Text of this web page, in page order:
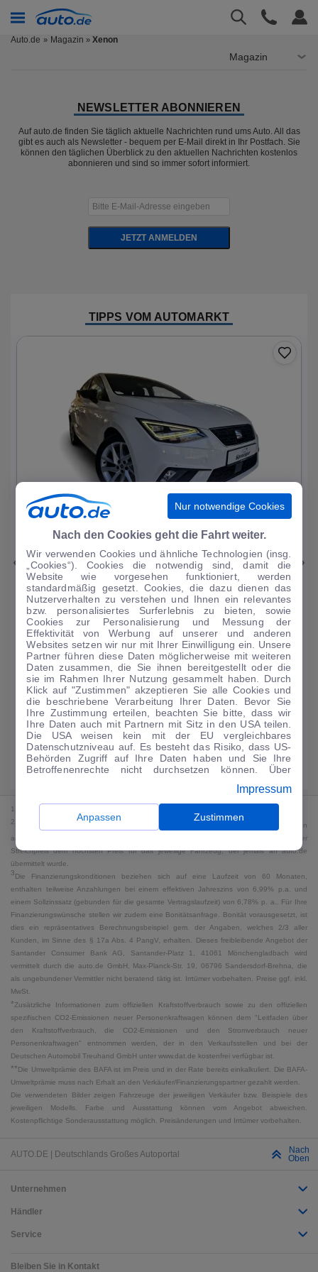
Auto.de Magazin » Xenon
Magazin
NEWSLETTER ABONNIEREN
Auf auto.de finden Sie täglich aktuelle Nachrichten rund ums Auto. All das
gibt es auch als Newsletter - bequem per E-Mail direkt in Ihr Postfach. Sie
können den täglichen Überblick zu den aktuellen Nachrichten kostenlos
abonnieren und sind so immer sofort informiert.
JETZT ANMELDEN
TIPPS VOM AUTOMARKT
|25
Seat Ibiza
FR 1.0 TSI 7-Gang DSG Virtual Cockpit Sitz
34.166 km· 11/2023·· Benzin·Automatik
Finanzierung Kaufen
173€/mtl.
Guter Preis4
0 € Anzahlung ·48 Monate ·Finanzierungs-Details
Angebot anfragen Rate anpassen
Kraftstoffverbrauch komb. 5,8 l/100 km · CO₂-Emissionen komb. 132 g/km
· CO₂-Klasse D · WLTP*
1
2 Bei dem Streichpreis handelt es sich für Neufahrzeuge und junge Gebrauchte um den
an auto.de übermittelten Listenpreis. Für alle anderen Fahrzeuge entspricht der
Streichpreis dem höchsten Preis für das jeweilige Fahrzeug, der jemals an auto.de
übermittelt wurde.
3Die Finanzierungskonditionen beziehen sich auf eine Laufzeit von 60 Monaten,
enthalten teilweise Anzahlungen bei einem effektiven Jahreszins von 6,99% p.a. und
einem Sollzinssatz (gebunden für die gesamte Vertragslaufzeit) von 6,78% p. a.. Für Ihre
Finanzierungswünsche stellen wir zudem eine Bonitätsanfrage. Bonität vorausgesetzt, ist
dies ein repräsentatives Berechnungsbeispiel gem. der Angaben, welches 2/3 aller
Kunden, im Sinne des § 17a Abs. 4 PangV, erhalten. Dieses freibleibende Angebot der
Santander Consumer Bank AG, Santander-Platz 1, 41061 Mönchengladbach wird
vermittelt durch die auto.de GmbH, Max-Planck-Str. 19, 06796 Sandersdorf-Brehna, die
als ungebundener Vermittler nicht beratend tätig ist. Irrtümer vorbehalten. Preise ggf. inkl.
MwSt.
*Zusätzliche Informationen zum offiziellen Kraftstoffverbrauch sowie zu den offiziellen
spezifischen CO2-Emissionen neuer Personenkraftwagen können dem "Leitfaden über
den Kraftstoffverbrauch, die CO2-Emissionen und den Stromverbrauch neuer
Personenkraftwagen" entnommen werden, der in den Verkaufsstellen und bei der
Deutschen Automobil Treuhand GmbH unter www.dat.de kostenfrei verfügbar ist.
**Die Umweltprämie des BAFA ist im Preis und in der Rate bereits einkalkuliert. Die BAFA-
Umweltprämie muss nach Erhalt an den Verkäufer/Finanzierungspartner gezahlt werden.
Die verwendeten Bilder zeigen Fahrzeuge der jeweiligen Verkäufer bzw. Beispiele des
jeweiligen Modells. Farbe und Ausstattung können vom Angebot abweichen.
Kostenpflichtige Sonderausstattung möglich. Preisänderungen und Irrtümer vorbehalten.
AUTO.DE | Deutschlands Großes Autoportal
Nach
Oben
Unternehmen
Händler
Service
Bleiben Sie in Kontakt
Nur notwendige Cookies
Nach den Cookies geht die Fahrt weiter.
Wir verwenden Cookies und ähnliche Technologien (insg.
„Cookies“). Cookies die notwendig sind, damit die
Website wie vorgesehen funktioniert, werden
standardmäßig gesetzt. Cookies, die dazu dienen das
Nutzerverhalten zu verstehen und Ihnen ein relevantes
bzw. personalisiertes Surferlebnis zu bieten, sowie
Cookies zur Personalisierung und Messung der
Effektivität von Werbung auf unserer und anderen
Websites setzen wir nur mit Ihrer Einwilligung ein. Unsere
Partner führen diese Daten möglicherweise mit weiteren
Daten zusammen, die Sie ihnen bereitgestellt oder die
sie im Rahmen Ihrer Nutzung gesammelt haben. Durch
Klick auf "Zustimmen" akzeptieren Sie alle Cookies und
die beschriebene Verarbeitung Ihrer Daten. Bevor Sie
Ihre Zustimmung erteilen, beachten Sie bitte, dass wir
Ihre Daten auch mit Partnern mit Sitz in den USA teilen.
Die USA weisen kein mit der EU vergleichbares
Datenschutzniveau auf. Es besteht das Risiko, dass US-
Behörden Zugriff auf Ihre Daten haben und Sie Ihre
Betroffenenrechte nicht durchsetzen können. Über
anpassen. Dies ist auch später jederzeit im Bereich
Cookie-Richtliniemöglich. Weitere Informationen finden
Sie in unsererDatenschutzerklärung .
Impressum
Anpassen Zustimmen